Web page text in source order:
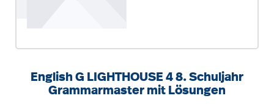
English G LIGHTHOUSE 4 8. Schuljahr
Grammarmaster mit Lösungen